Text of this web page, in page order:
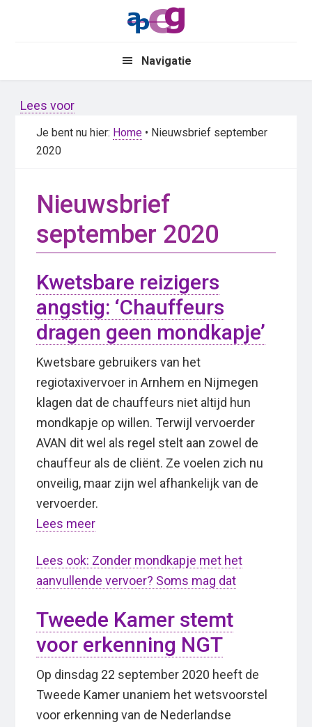
Navigatie
Lees voor
Je bent nu hier: Home • Nieuwsbrief september
2020
Nieuwsbrief
september 2020
Kwetsbare reizigers
angstig: ‘Chauffeurs
dragen geen mondkapje’
Kwetsbare gebruikers van het
regiotaxivervoer in Arnhem en Nijmegen
klagen dat de chauffeurs niet altijd hun
mondkapje op willen. Terwijl vervoerder
AVAN dit wel als regel stelt aan zowel de
chauffeur als de cliënt. Ze voelen zich nu
onveilig, maar zijn wel afhankelijk van de
vervoerder.
Lees meer
Lees ook: Zonder mondkapje met het
aanvullende vervoer? Soms mag dat
Tweede Kamer stemt
voor erkenning NGT
Op dinsdag 22 september 2020 heeft de
Tweede Kamer unaniem het wetsvoorstel
voor erkenning van de Nederlandse